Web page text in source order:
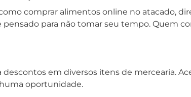
comprar alimentos online no atacado,
pensado para não tomar seu tempo. Quem
descontos em diversos itens de mercearia.
oportunidade.